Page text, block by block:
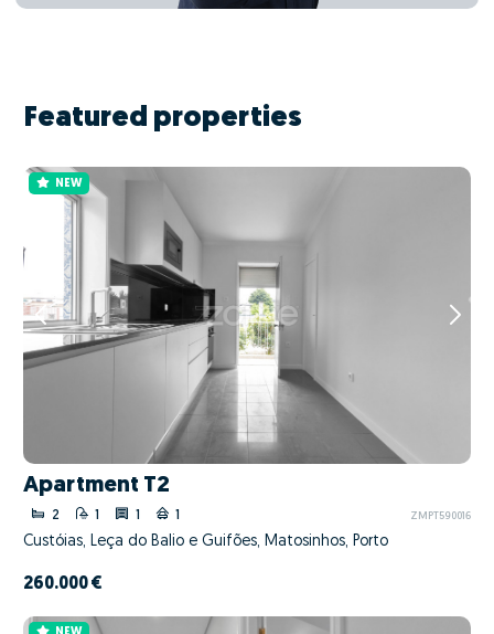
Featured properties
NEW
Apartment T2
2 1 1 1 ZMPT590016
Custóias, Leça do Balio e Guifões, Matosinhos, Porto
260.000 €